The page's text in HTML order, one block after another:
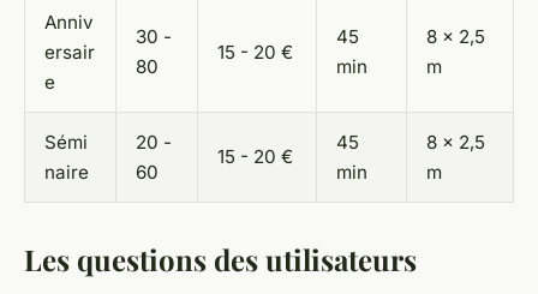
Anniv
ersair
e
30 -
80
15 - 20 €
45
min
8 x 2,5
m
Sémi
naire
20 -
60
15 - 20 €
45
min
8 x 2,5
m
Les questions des utilisateurs